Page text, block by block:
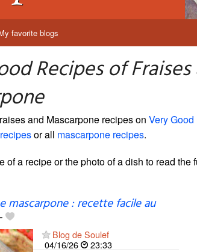
favorite blogs
Recipes of
and Mascarpone recipes on Very
or all mascarpone recipes.
of a recipe or the photo of a dish to read the
mascarpone : recette facile au
Blog de Soulef
04/16/26
23:33